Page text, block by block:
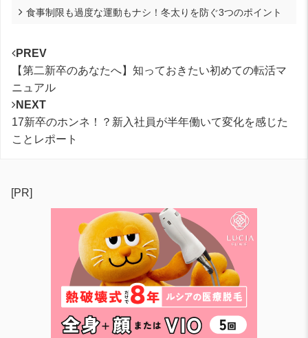
食事制限も過度な運動もナシ！冬太りを防ぐ3つのポイント
PREV
【第二新卒のあなたへ】知っておきたい初めての転活マ
ニュアル
NEXT
17新卒のホンネ！？新入社員が半年働いて変化を感じた
ことレポート
[PR]